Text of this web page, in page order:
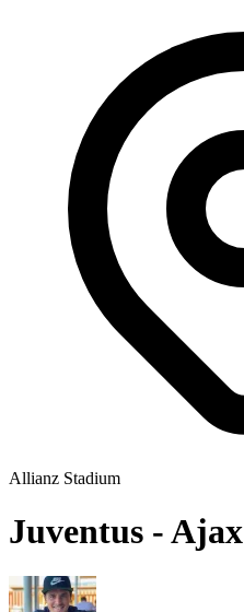
Allianz Stadium
Juventus - Ajax